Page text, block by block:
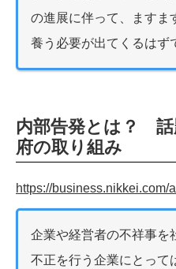
の進展に伴って、ますま
養う必要が出てくるはず
内部告発とは？ 話
府の取り組み
https://
企業や経営者の不祥事を
不正を行う企業にとって